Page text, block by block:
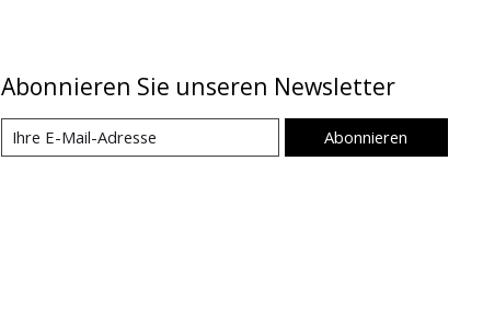
Abonnieren Sie unseren Newsletter
Abonnieren